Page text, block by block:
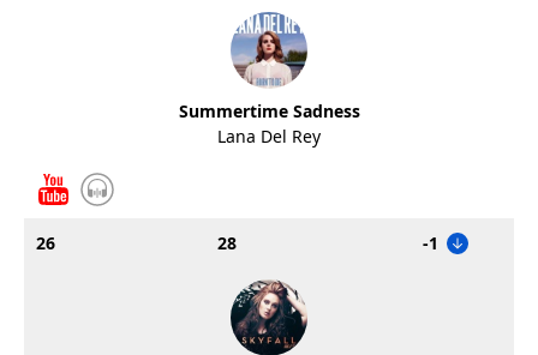
Summertime Sadness
Lana Del Rey
26 28 -1